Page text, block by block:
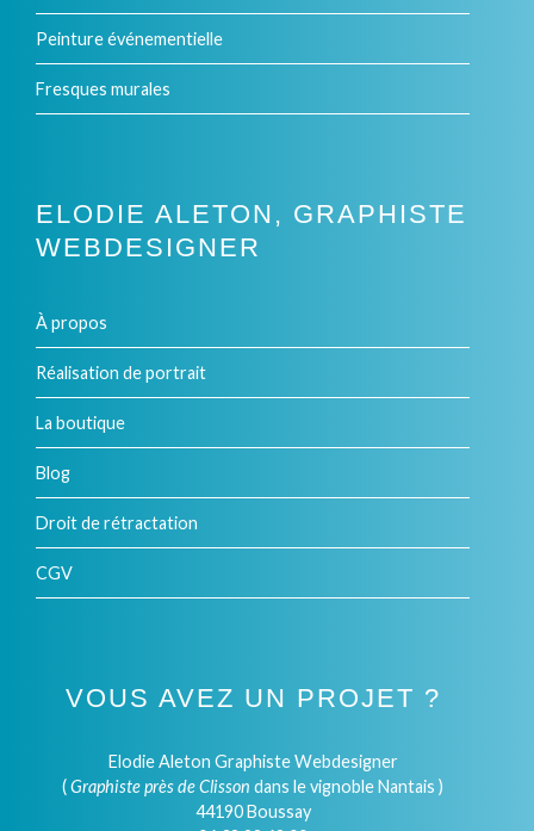
la
page
du
Peinture événementielle
Fresques murales
ELODIE ALETON, GRAPHISTE
WEBDESIGNER
À propos
Réalisation de portrait
La boutique
Blog
Droit de rétractation
CGV
VOUS AVEZ UN PROJET ?
Elodie Aleton Graphiste Webdesigner
(Graphiste près de Clisson dans le vignoble Nantais )
44190 Boussay